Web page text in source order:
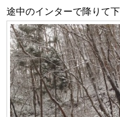
途中のインターで降りて